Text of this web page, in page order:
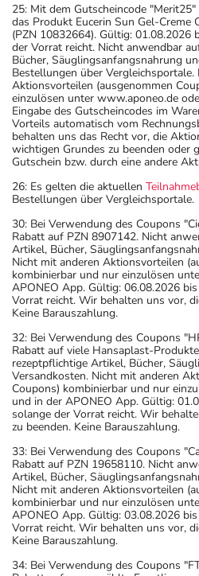
25: Mit dem Gutscheincode
das Produkt Eucerin Sun Gel-
(PZN 10832664). Gültig: 01.08.2026
der Vorrat reicht. Nicht anwendbar
Bücher, Säuglingsanfangsnahrung
Bestellungen über Vergleichsportale.
Aktionsvorteilen (ausgenommen
einzulösen unter www.aponeo.de
Eingabe des Gutscheincodes im
Vorteils automatisch vom
behalten uns das Recht vor, die
wichtigen Grundes zu beenden oder
Gutschein bzw. durch eine andere
26: Es gelten die aktuellen
Bestellungen über Vergleichsportale.
30: Bei Verwendung des Coupons
Rabatt auf PZN 8907142. Nicht
Artikel, Bücher,
Nicht mit anderen Aktionsvorteilen
kombinierbar und nur einzulösen
APONEO App. Gültig: 06.08.2026
Vorrat reicht. Wir behalten uns vor,
Keine Barauszahlung.
32: Bei Verwendung des Coupons
Rabatt auf viele Hansaplast-
rezeptpflichtige Artikel, Bücher,
Versandkosten. Nicht mit anderen
Coupons) kombinierbar und nur
und in der APONEO App. Gültig:
solange der Vorrat reicht. Wir
zu beenden. Keine Barauszahlung.
33: Bei Verwendung des Coupons
Rabatt auf PZN 19658110. Nicht
Artikel, Bücher,
Nicht mit anderen Aktionsvorteilen
kombinierbar und nur einzulösen
APONEO App. Gültig: 03.08.2026
Vorrat reicht. Wir behalten uns vor,
Keine Barauszahlung.
34: Bei Verwendung des Coupons